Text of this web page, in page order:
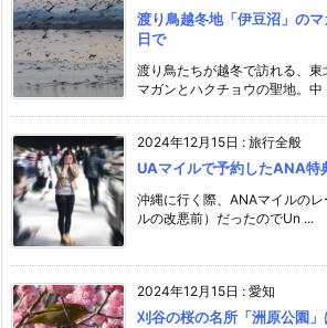
渡り鳥越冬地「伊豆沼」の
日で
渡り鳥たちが越冬で訪れる、東
マガンとハクチョウの聖地。中
2024年12月15日 : 旅行全般
UAマイルで予約したANA特
沖縄に行く際、ANAマイルの
ルの改悪前）だったのでUn ...
2024年12月15日 : 愛知
刈谷の桜の名所「洲原公園